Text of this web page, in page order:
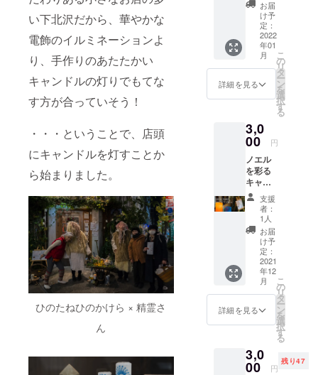
い下北沢だから、華やかな
電飾のイルミネーションよ
り、手作りのあたたかい
キャンドルの灯りでもてな
す方が合っていそう！
・・・ということで、店頭
にキャンドルを灯すことか
ら始まりました。
ひのたねひのかけら × 精霊さ
ん
援いた
だいた
方に
は、小
径のノ
エル事
タッフ
がイベ
的に撮
影した
写真
と、お
礼の
メッ
セージ
をお送
りしま
す。 お
届け
は、ノ
エル終
了後〜
定で
す。
店に
よって
も、
アー
ティス
トに
よって
もそれ
アート
を見せ
ます。
いろん
なキャ
ンドル
が見ら
れる小
径のノ
エルの
醍醐味
をぜひ
味わっ
てくだ
案内す
るの
まれ下
北沢育
の線路
跡地も
つなが
り、こ
の街の
新しい
姿がよ
うやく
で来ま
した。
は坂の
多い地
形に、
小田急
線と京
王線が
クロス
し、迷
路のよ
うに続
く路地
を歩き
なが
ら、散
しい街
です。
セッ
ト】 ス
タッフ
や来場
者の間
で密か
な人気
を誇っ
ジに新
作登場
です。
ファン
も多い
ノエル
の精霊
や、下
people
にお馴
染みの
ノエル
ロゴな
どをあ
しらっ
た今年
のセッ
トで
お届
け予
定：
2022
年01
月
詳細を見る
こ
の
リ
タ
ー
ン
を
選
択
す
る
3,0
00 円
ノエル
を彩る
キャン
ドルの
紹介パ
ネル
に、あ
なたの
お名前
と一言
メッ
セージ
を掲載
しま
す。ご
いる方
は、ロ
支援
者：
1人
お届
け予
定：
2021
年12
月
詳細を見る
こ
の
リ
タ
ー
ン
を
選
択
す
る
3,0
00 円
残り47